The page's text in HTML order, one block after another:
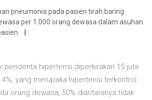
pneumonia pada pasien tirah baring.
per 1.000 orang dewasa dalam asuhan
penderita hipertensi diperkirakan 15 juta
yang merupaka hipertensi terkontrol.
orang dewasa, 50% diantaranya tidak